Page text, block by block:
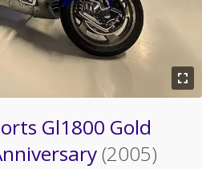
Gl1800 Gold
(2005)